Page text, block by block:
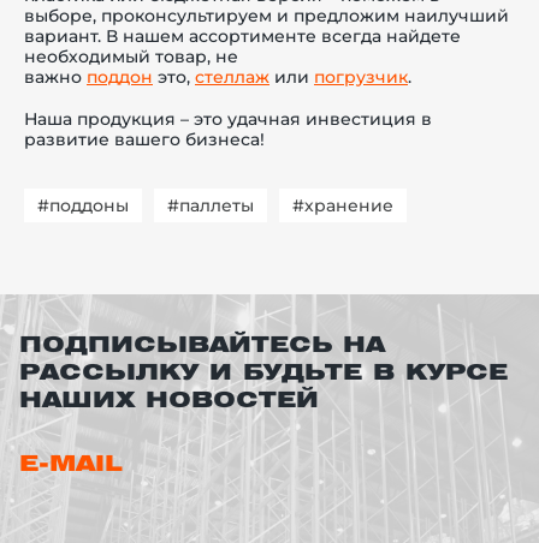
выборе, проконсультируем и предложим наилучший
вариант. В нашем ассортименте всегда найдете
необходимый товар, не
важно поддон это, стеллаж или погрузчик.
Наша продукция – это удачная инвестиция в
развитие вашего бизнеса!
#поддоны #паллеты #хранение
ПОДПИСЫВАЙТЕСЬ НА
РАССЫЛКУ И БУДЬТЕ В КУРСЕ
НАШИХ НОВОСТЕЙ
E-MAIL